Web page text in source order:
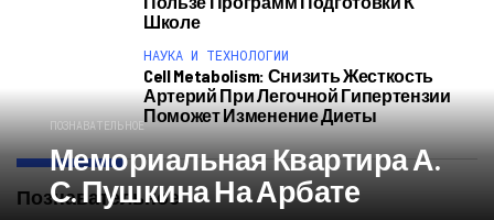
Школе
НАУКА И ТЕХНОЛОГИИ
Cell Metabolism: Снизить Жесткость
Артерий При Легочной Гипертензии
Поможет Изменение Диеты
Познавательное
ПОЗНАВАТЕЛЬНОЕ
Мемориальная Квартира А.
С. Пушкина На Арбате